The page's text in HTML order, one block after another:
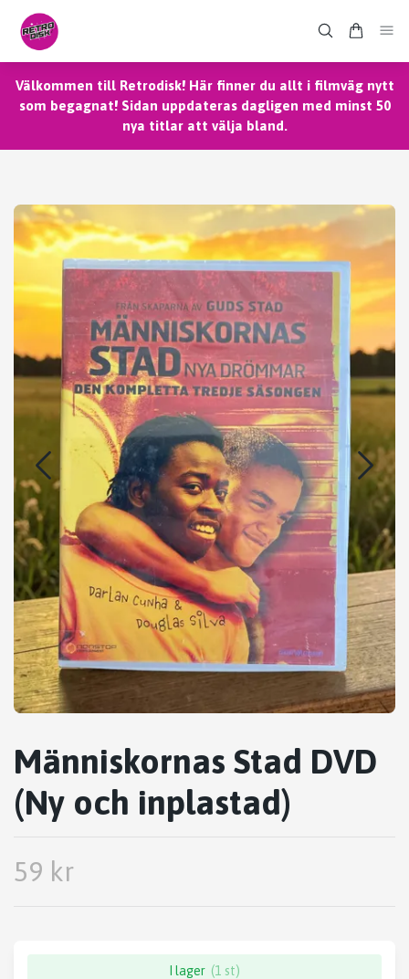
Välkommen till Retrodisk! Här finner du allt i filmväg nytt
som begagnat! Sidan uppdateras dagligen med minst 50
nya titlar att välja bland.
Människornas Stad DVD
(Ny och inplastad)
59 kr
I lager (1 st)